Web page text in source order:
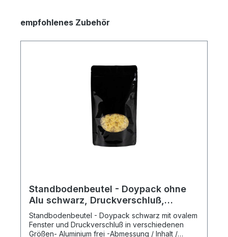
empfohlenes Zubehör
Standbodenbeutel - Doypack ohne
Alu schwarz, Druckverschluß,
Fenster oval, versch. Größen
Standbodenbeutel - Doypack schwarz mit ovalem
Fenster und Druckverschluß in verschiedenen
Größen- Aluminium frei -Abmessung / Inhalt /